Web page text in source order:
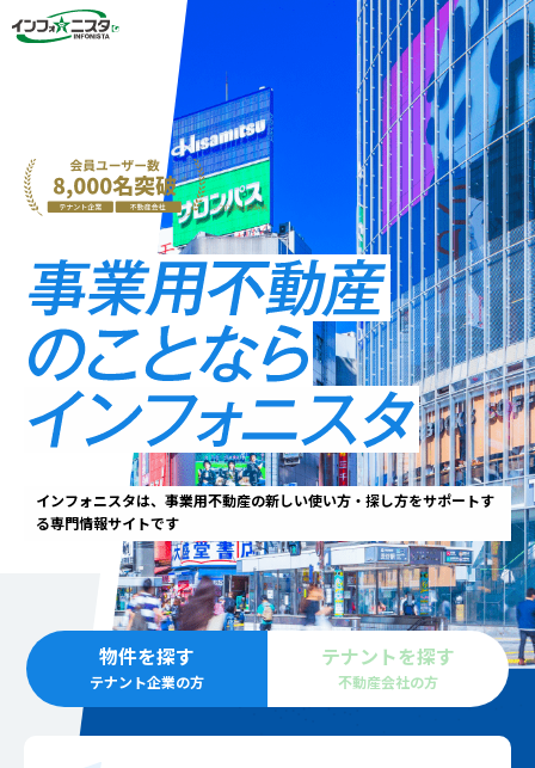
インフォニスタは、事業用不動産の新しい使い方・探し方をサポートす
る専門情報サイトです
物件を探す
テナント企業の方
テナントを探す
不動産会社の方